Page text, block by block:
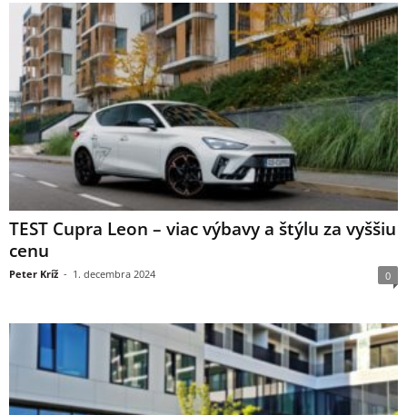
TEST Cupra Leon – viac výbavy a štýlu za vyššiu
cenu
Peter Kríž - 1. decembra 2024 0